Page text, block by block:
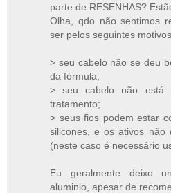
parte de RESENHAS?
Olha, qdo não sentimos
ser pelos seguintes
> seu cabelo não se deu
da fórmula;
> seu cabelo não está
tratamento;
> seus fios podem estar
silicones, e os ativos não
(neste caso é necessário
Eu geralmente deixo
aluminio, apesar de